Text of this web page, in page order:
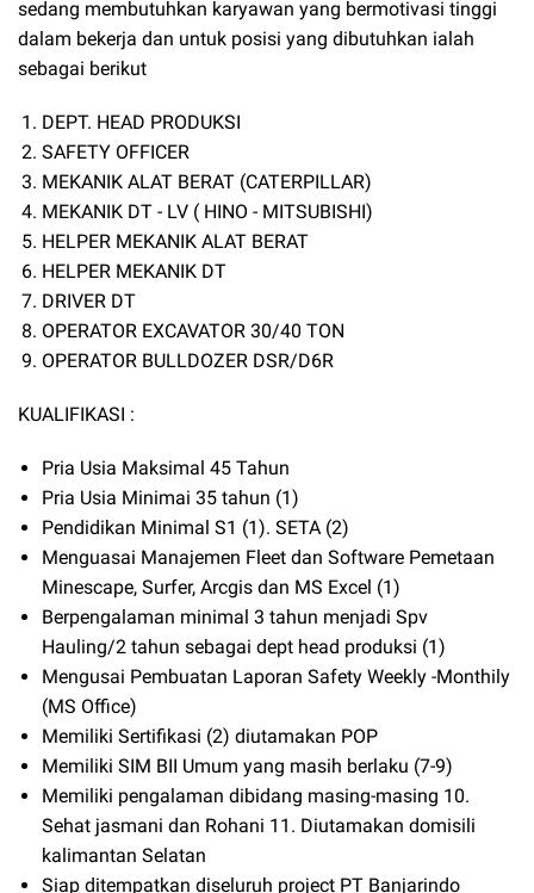
sedang membutuhkan karyawan yang bermotivasi tinggi
dalam bekerja dan untuk posisi yang dibutuhkan ialah
sebagai berikut
DEPT. HEAD PRODUKSI
SAFETY OFFICER
MEKANIK ALAT BERAT (CATERPILLAR)
MEKANIK DT - LV ( HINO - MITSUBISHI)
HELPER MEKANIK ALAT BERAT
HELPER MEKANIK DT
DRIVER DT
OPERATOR EXCAVATOR 30/40 TON
OPERATOR BULLDOZER DSR/D6R
KUALIFIKASI :
Pria Usia Maksimal 45 Tahun
Pria Usia Minimai 35 tahun (1)
Pendidikan Minimal S1 (1). SETA (2)
Menguasai Manajemen Fleet dan Software Pemetaan
Minescape, Surfer, Arcgis dan MS Excel (1)
Berpengalaman minimal 3 tahun menjadi Spv
Hauling/2 tahun sebagai dept head produksi (1)
Mengusai Pembuatan Laporan Safety Weekly -Monthily
(MS Office)
Memiliki Sertifikasi (2) diutamakan POP
Memiliki SIM BII Umum yang masih berlaku (7-9)
Memiliki pengalaman dibidang masing-masing 10.
Sehat jasmani dan Rohani 11. Diutamakan domisili
kalimantan Selatan
Siap ditempatkan diseluruh project PT Banjarindo